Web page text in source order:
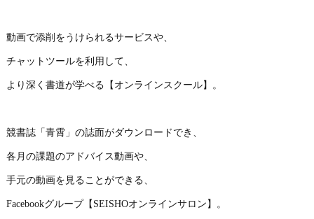
動画で添削をうけられるサービスや、
チャットツールを利用して、
より深く書道が学べる【オンラインスクール】。
競書誌「青霄」の誌面がダウンロードでき、
各月の課題のアドバイス動画や、
手元の動画を見ることができる、
Facebookグループ【SEISHOオンラインサロン】。